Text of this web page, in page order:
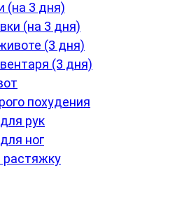
(на 3 дня)
(на 3 дня)
(3 дня)
(3 дня)
похудения
рук
ног
растяжку